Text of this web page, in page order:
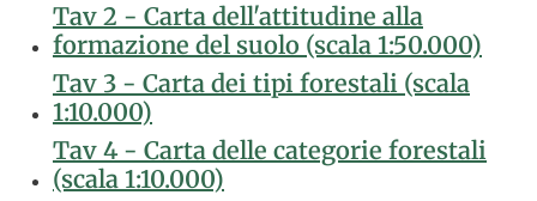
Tav 2 - Carta dell'attitudine alla
formazione del suolo (scala 1:50.000)
Tav 3 - Carta dei tipi forestali (scala
1:10.000)
Tav 4 - Carta delle categorie forestali
(scala 1:10.000)